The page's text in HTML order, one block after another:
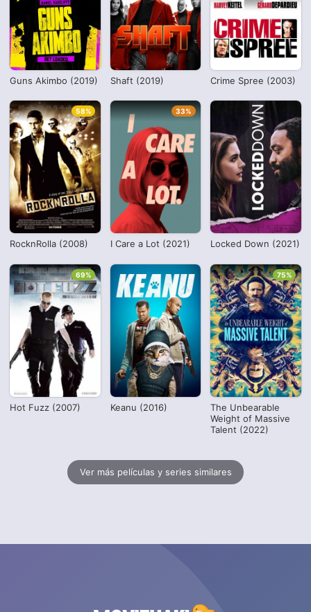
Guns Akimbo (2019) Shaft (2019) Crime Spree (2003)
RocknRolla (2008)
58%
I Care a Lot (2021)
33%
Locked Down (2021)
Hot Fuzz (2007)
69%
Keanu (2016)
The Unbearable
Weight of Massive
Talent (2022)
75%
Ver más películas y series similares